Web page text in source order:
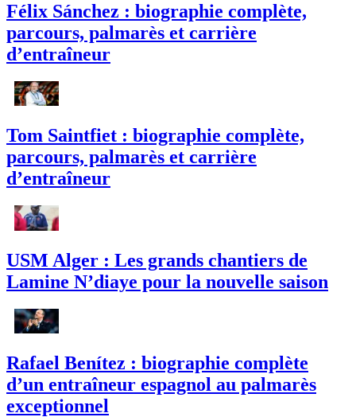
Félix Sánchez : biographie complète,
parcours, palmarès et carrière
d’entraîneur
Tom Saintfiet : biographie complète,
parcours, palmarès et carrière
d’entraîneur
USM Alger : Les grands chantiers de
Lamine N’diaye pour la nouvelle saison
Rafael Benítez : biographie complète
d’un entraîneur espagnol au palmarès
exceptionnel